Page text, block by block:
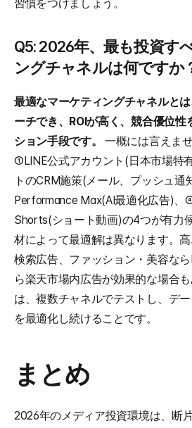
習慣をつけましょう。
Q5: 2026年、最も投資す
ングチャネルは何ですか
最適なマーケティングチャネルと
ーチでき、ROIが高く、競合優位性
ション手段です。
一概には言えま
①LINE公式アカウント(日本市場特
トのCRM施策(メール、プッシュ通
Performance Max(AI最適化広告)、
Shorts(ショート動画)の4つが有力
材によって最適解は異なります。
検索広告、ファッション・美容な
ら楽天市場内広告が効果的な場合
は、複数チャネルでテストし、デ
を最適化し続けることです。
まとめ
2026年のメディア投資環境は、断